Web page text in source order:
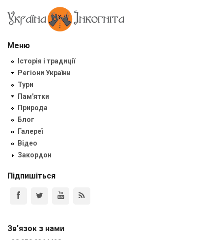
Меню
Історія і традиції
Регіони України
Тури
Пам'ятки
Природа
Блог
Галереї
Відео
Закордон
Підпишіться
Зв'язок з нами